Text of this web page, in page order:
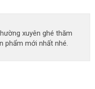
xuyên ghé thăm
phẩm mới nhất nhé.